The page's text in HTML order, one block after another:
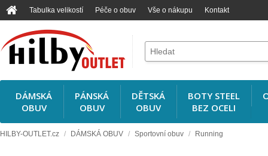
Tabulka velikostí Péče o obuv Vše o nákupu Kontakt
DÁMSKÁ
OBUV
PÁNSKÁ
OBUV
DĚTSKÁ
OBUV
BOTY STEEL
BEZ OCELI
HILBY-OUTLET.cz / DÁMSKÁ OBUV / Sportovní obuv / Running